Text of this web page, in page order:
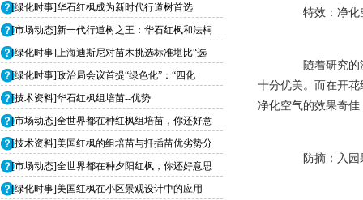
[绿化时事]华石红枫成为新时代行道树首选
[市场动态]新一代行道树之王：华石红枫和法桐
[绿化时事]上海迪斯尼对苗木挑选标准堪比“选
[绿化时事]政治局会议首提“绿色化”：“四化
[技术资料]华石红枫组培苗--优势
[市场动态]全世界都在种红枫组培苗，你还好意
[技术资料]美国红枫的组培苗与扦插苗优劣势分
[市场动态]全世界都在种夕阳红枫，你还好意思
[绿化时事]美国红枫在小区景观设计中的应用
特效：净化
随着研究的深
十分优美。而在开
净化空气的效果奇
防摘：入园